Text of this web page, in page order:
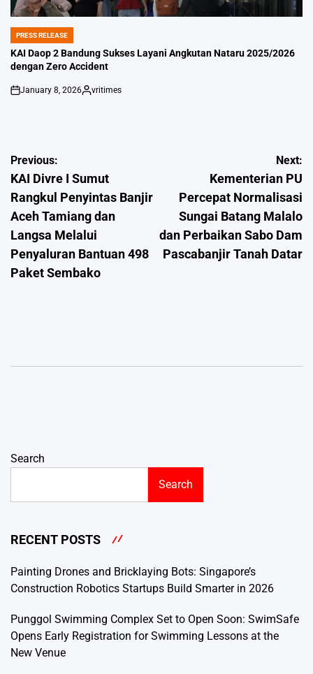
POSTED
IN
PRESS RELEASE
KAI Daop 2 Bandung Sukses Layani Angkutan Nataru 2025/2026
dengan Zero Accident
on
January 8, 2026
Posted
vritimes
Post
navigation
Previous:
KAI Divre I Sumut
Rangkul Penyintas Banjir
Aceh Tamiang dan
Langsa Melalui
Penyaluran Bantuan 498
Paket Sembako
Next:
Kementerian PU
Percepat Normalisasi
Sungai Batang Malalo
dan Perbaikan Sabo Dam
Pascabanjir Tanah Datar
Search
Search
RECENT POSTS
Painting Drones and Bricklaying Bots: Singapore’s
Construction Robotics Startups Build Smarter in 2026
Punggol Swimming Complex Set to Open Soon: SwimSafe
Opens Early Registration for Swimming Lessons at the
New Venue